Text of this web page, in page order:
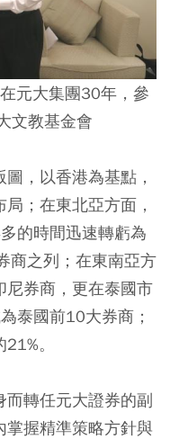
元大集團30年，參
文教基金會
，以香港為基點，
；在東北亞方面，
的時間迅速轉虧為
商之列；在東南亞方
尼券商，更在泰國市
泰國前10大券商；
。
而轉任元大證券的副
握精準策略方針與